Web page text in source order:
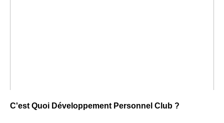
C'est Quoi Développement Personnel Club ?